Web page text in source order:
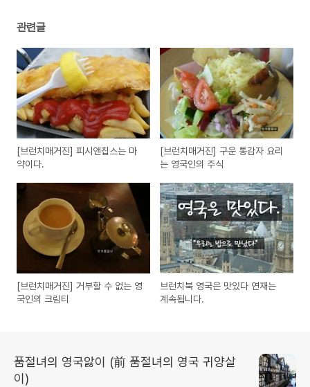
관련글
[브런치매거진] 피시앤칩스는 마
약이다.
[브런치매거진] 구운 통감자 요리
는 영국인의 주식
[브런치매거진] 거부할 수 없는 영
국인의 크림티
브런치북 영국은 맛있다 연재는
계속됩니다.
품절녀의 영국앓이 (前 품절녀의 영국 귀양살
이)